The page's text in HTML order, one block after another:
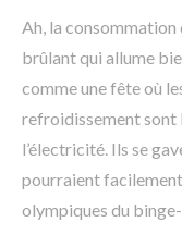
Ah, la consommation
brûlant qui allume
comme une fête où
refroidissement sont
l’électricité. Ils se
pourraient
olympiques du